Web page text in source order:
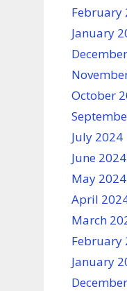
February
January
October
July 2024
June 2024
May 2024
April
March
February
January